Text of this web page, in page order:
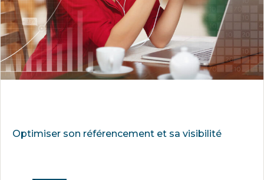
Optimiser son référencement et sa visibilité